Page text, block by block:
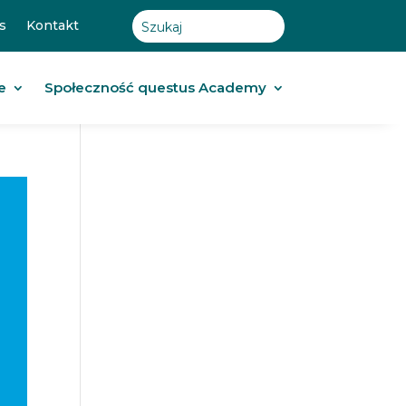
Kontakt
Społeczność questus Academy